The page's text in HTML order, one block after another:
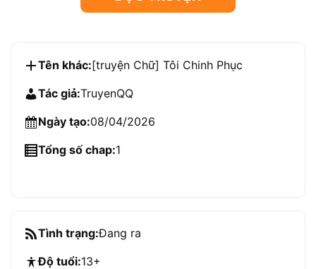
Tên khác:[truyện Chữ] Tôi Chinh Phục
Tác giả:TruyenQQ
Ngày tạo:08/04/2026
Tổng số chap:1
Tình trạng:Đang ra
Độ tuổi:13+